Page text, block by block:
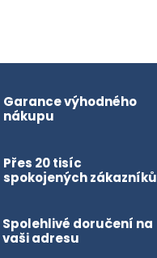
Garance výhodného
nákupu
Přes 20 tisíc
spokojených zákazníků
Spolehlivé doručení na
vaši adresu